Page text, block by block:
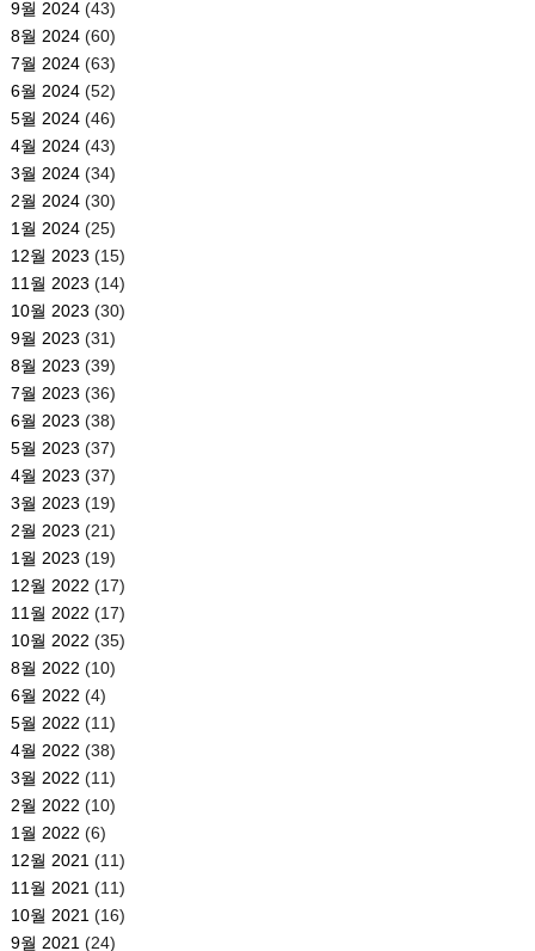
9월 2024(43)
8월 2024(60)
7월 2024(63)
6월 2024(52)
5월 2024(46)
4월 2024(43)
3월 2024(34)
2월 2024(30)
1월 2024(25)
12월 2023 (15)
11월 2023 (14)
10월 2023 (30)
9월 2023 (31)
8월 2023 (39)
7월 2023 (36)
6월 2023 (38)
5월 2023 (37)
4월 2023 (37)
3월 2023 (19)
2월 2023 (21)
1월 2023 (19)
12월 2022 (17)
11월 2022 (17)
10월 2022 (35)
8월 2022 (10)
6월 2022 (4)
5월 2022 (11)
4월 2022 (38)
3월 2022 (11)
2월 2022 (10)
1월 2022 (6)
12월 2021 (11)
11월 2021 (11)
10월 2021 (16)
9월 2021 (24)